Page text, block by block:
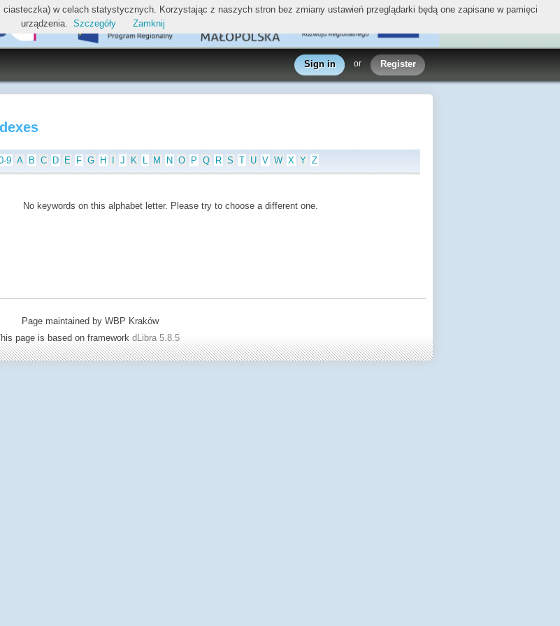
Sign in or Register
9 A B C D E F G H J K L M N O P Q R S T U V W X Y Z
No keywords on this alphabet letter. Please try to choose a different one.
Page maintained by WBP Kraków
page is based on framework dLibra 5.8.5
w celach statystycznych. Korzystając z naszych stron bez zmiany ustawień przeglądarki będą one zapisane w pamięci
urządzenia. Szczegóły Zamknij